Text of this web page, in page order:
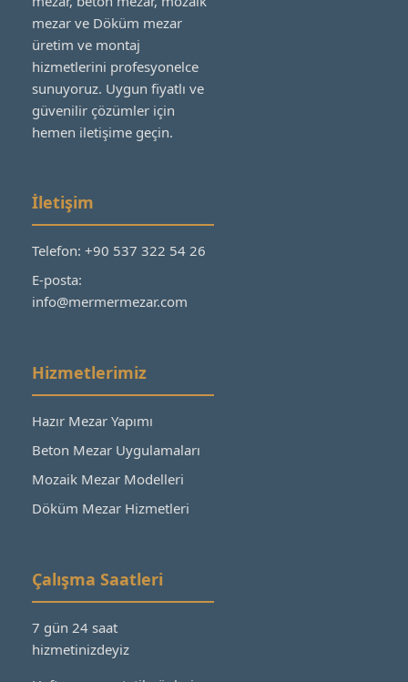
mezar ve Döküm mezar
üretim ve montaj
hizmetlerini profesyonelce
sunuyoruz. Uygun fiyatlı ve
güvenilir çözümler için
hemen iletişime geçin.
İletişim
Telefon: +90 537 322 54 26
E-posta:
info@mermermezar.com
Hizmetlerimiz
Hazır Mezar Yapımı
Beton Mezar Uygulamaları
Mozaik Mezar Modelleri
Döküm Mezar Hizmetleri
Çalışma Saatleri
7 gün 24 saat
hizmetinizdeyiz